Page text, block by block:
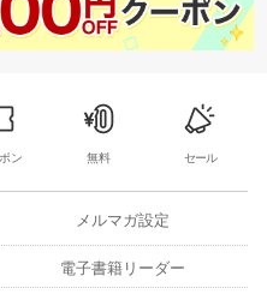
ン 無料 セール
メルマガ設定
電子書籍リーダー